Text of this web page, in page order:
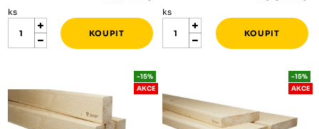
ks ks
-15%
AKCE
-15%
AKCE